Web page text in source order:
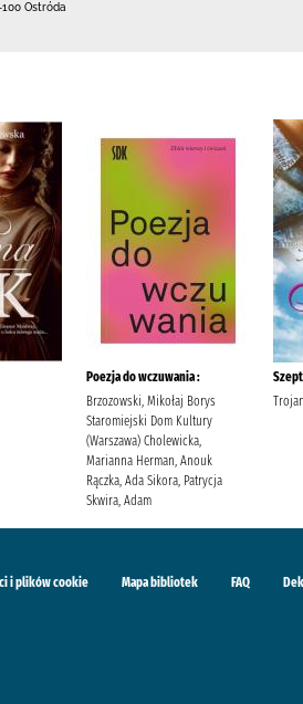
100 Ostróda
Poezja do wczuwania :
Brzozowski, Mikołaj Borys
Staromiejski Dom Kultury
(Warszawa) Cholewicka,
Marianna Herman, Anouk
Rączka, Ada Sikora, Patrycja
Skwira, Adam
i plików cookie Mapa bibliotek FAQ